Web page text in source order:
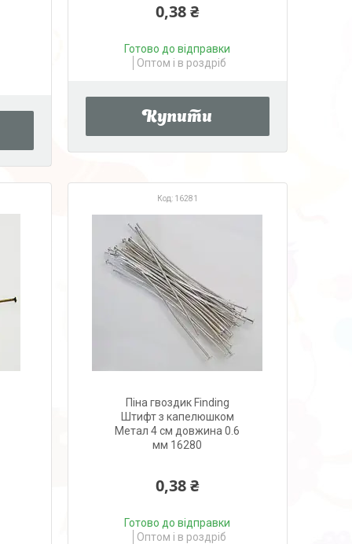
0,38 ₴
Готово до відправки
Оптом і в роздріб
Купити
16281
Піна гвоздик Finding
Штифт з капелюшком
Метал 4 см довжина 0.6
мм 16280
0,38 ₴
Готово до відправки
Оптом і в роздріб